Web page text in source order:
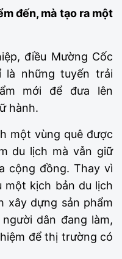
đến, mà tạo ra một
điều Mường Cốc
là những tuyến trải
mới để đưa lên
hành.
một vùng quê được
du lịch mà vẫn giữ
cộng đồng. Thay vì
một kịch bản du lịch
xây dựng sản phẩm
dân đang làm,
để thị trường có